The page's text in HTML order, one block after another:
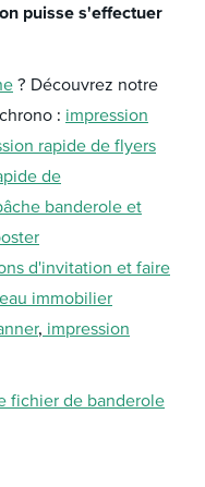
puisse s'effectuer
? Découvrez notre
: impression
rapide de flyers
de
banderole et
d'invitation et faire
immobilier
, impression
fichier de banderole